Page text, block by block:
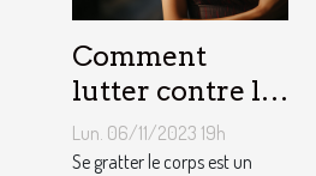
Comment
lutter contre la
démangeaison ?
Lun. 06/11/2023 19h
Se gratter le corps est un